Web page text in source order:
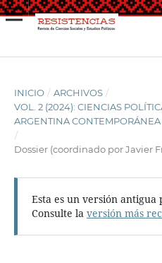
INICIO / ARCHIVOS /
VOL. 2 (2024): CIENCIAS
ARGENTINA CONTEMPORÁNEA
/
Dossier (coordinado por Javier
Esta es un versión antigua
Consulte la versión más